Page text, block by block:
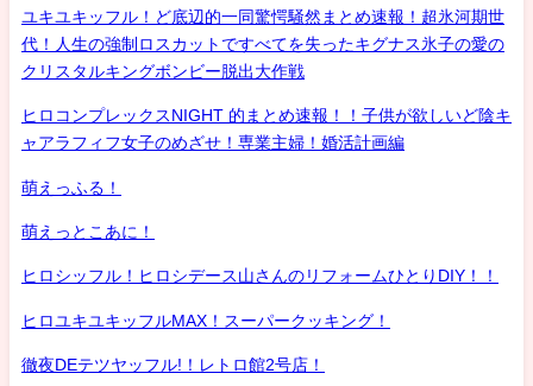
ユキユキッフル！ど底辺的一同驚愕騒然まとめ速報！超氷河期世
代！人生の強制ロスカットですべてを失ったキグナス氷子の愛の
クリスタルキングボンビー脱出大作戦
ヒロコンプレックスNIGHT 的まとめ速報！！子供が欲しいど陰キ
ャアラフィフ女子のめざせ！専業主婦！婚活計画編
萌えっふる！
萌えっとこあに！
ヒロシッフル！ヒロシデース山さんのリフォームひとりDIY！！
ヒロユキユキッフルMAX！スーパークッキング！
徹夜DEテツヤッフル!！レトロ館2号店！